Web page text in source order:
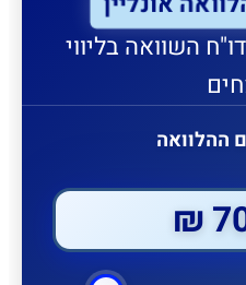
השוואה בליווי
ההלוואה